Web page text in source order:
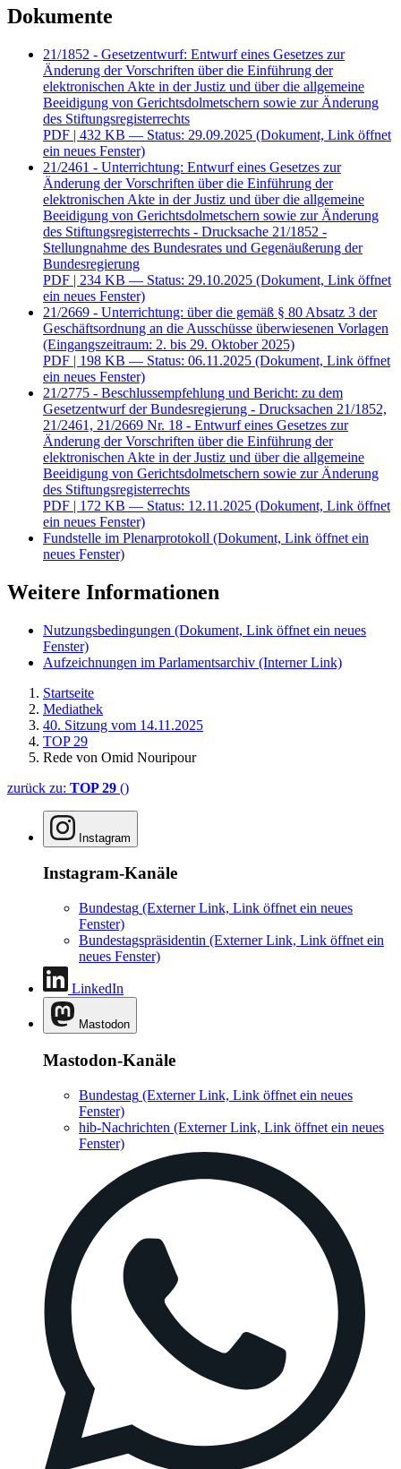
Dokumente
21/1852 - Gesetzentwurf: Entwurf eines Gesetzes zur
Änderung der Vorschriften über die Einführung der
elektronischen Akte in der Justiz und über die allgemeine
Beeidigung von Gerichtsdolmetschern sowie zur Änderung
des Stiftungsregisterrechts
PDF | 432 KB — Status: 29.09.2025 (Dokument, Link öffnet
ein neues Fenster)
21/2461 - Unterrichtung: Entwurf eines Gesetzes zur
Änderung der Vorschriften über die Einführung der
elektronischen Akte in der Justiz und über die allgemeine
Beeidigung von Gerichtsdolmetschern sowie zur Änderung
des Stiftungsregisterrechts - Drucksache 21/1852 -
Stellungnahme des Bundesrates und Gegenäußerung der
Bundesregierung
PDF | 234 KB — Status: 29.10.2025 (Dokument, Link öffnet
ein neues Fenster)
21/2669 - Unterrichtung: über die gemäß § 80 Absatz 3 der
Geschäftsordnung an die Ausschüsse überwiesenen Vorlagen
(Eingangszeitraum: 2. bis 29. Oktober 2025)
PDF | 198 KB — Status: 06.11.2025 (Dokument, Link öffnet
ein neues Fenster)
21/2775 - Beschlussempfehlung und Bericht: zu dem
Gesetzentwurf der Bundesregierung - Drucksachen 21/1852,
21/2461, 21/2669 Nr. 18 - Entwurf eines Gesetzes zur
Änderung der Vorschriften über die Einführung der
elektronischen Akte in der Justiz und über die allgemeine
Beeidigung von Gerichtsdolmetschern sowie zur Änderung
des Stiftungsregisterrechts
PDF | 172 KB — Status: 12.11.2025 (Dokument, Link öffnet
ein neues Fenster)
Fundstelle im Plenarprotokoll (Dokument, Link öffnet ein
neues Fenster)
Weitere Informationen
Nutzungsbedingungen (Dokument, Link öffnet ein neues
Fenster)
Aufzeichnungen im Parlamentsarchiv (Interner Link)
Startseite
Mediathek
40. Sitzung vom 14.11.2025
TOP 29
Rede von Omid Nouripour
zurück zu: TOP 29 ()
Instagram
Instagram-Kanäle
Bundestag (Externer Link, Link öffnet ein neues
Fenster)
Bundestagspräsidentin (Externer Link, Link öffnet ein
neues Fenster)
LinkedIn
Mastodon
Mastodon-Kanäle
Bundestag (Externer Link, Link öffnet ein neues
Fenster)
hib-Nachrichten (Externer Link, Link öffnet ein neues
Fenster)